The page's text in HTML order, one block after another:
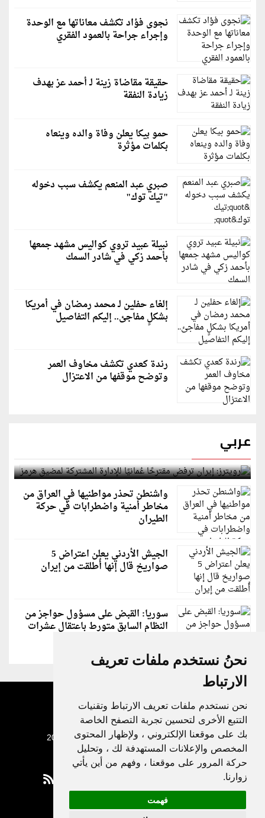
نحنُ نستخدم ملفات تعريف
الارتباط
نحن نستخدم ملفات تعريف الارتباط وتقنيات
التتبع الأخرى لتحسين تجربة التصفح الخاصة
بك على موقعنا الإلكتروني ، ولإظهار المحتوى
المخصص والإعلانات المستهدفة لك ، وتحليل
حركة المرور على موقعنا ، وفهم من أين يأتي
زوارنا.
فهمت
نجوى فؤاد تكشف معاناتها مع الوحدة
وإجراء جراحة بالعمود الفقري
حقيقة مقاضاة زينة لـ أحمد عز بهدف
زيادة النفقة
حمو بيكا يعلن وفاة والده وينعاه
بكلمات مؤثرة
صبري عبد المنعم يكشف سبب دخوله
"تيك توك"
نبيلة عبيد تروي كواليس مشهد جمعها
بأحمد زكي في شادر السمك
إلغاء حفلين لـ محمد رمضان في أمريكا
بشكلٍ مفاجئ.. إليكم التفاصيل
رندة كعدي تكشف مخاوف العمر
وتوضح موقفها من الاعتزال
عربي
رويترز: إيران ترفض مقترحًا عُمانيًا للإدارة المشتركة
لمضيق هرمز
واشنطن تحذر مواطنيها في العراق من
مخاطر أمنية واضطرابات في حركة
الطيران
الجيش الأردني يعلن اعتراض 5
صواريخ قال إنها أُطلقت من إيران
سوريا: القبض على مسؤول حواجز من
النظام السابق متورط باعتقال عشرات
جميع الحقوق محفوظة لدنيا الوطن © 2003 - 2022
Privacy Policy